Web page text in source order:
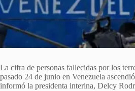
La cifra de personas fallecidas por los
pasado 24 de junio en Venezuela
informó la presidenta interina, Delcy